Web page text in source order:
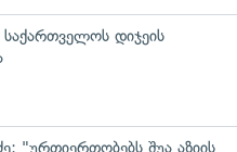
საქართველოს დიჯეის
"ურთიერთობებს შუა აზიის